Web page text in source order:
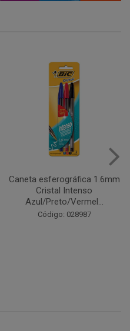
COLA EM BASTÃO 40G - LEO
& LEO
Código: 028164